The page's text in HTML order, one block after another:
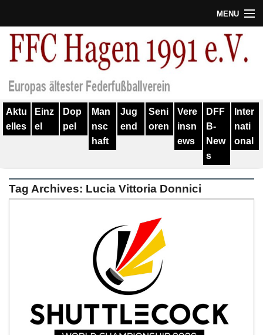
MENU
Termine
Verein
Geschichte
Training
Spieler
Aktu
elles
Einz
el
Dop
pel
Man
nsc
haft
Jug
end
Seni
oren
Vere
insn
ews
DFF
B-
New
s
Inter
nati
onal
Tag Archives: Lucia Vittoria Donnici